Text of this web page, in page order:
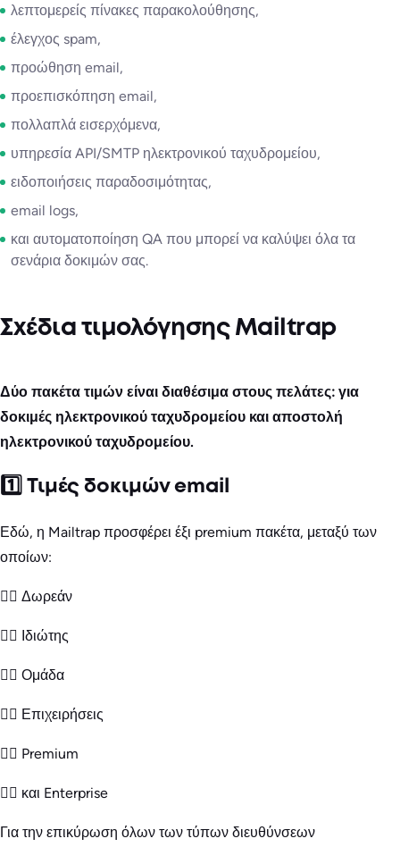
λεπτομερείς πίνακες παρακολούθησης,
έλεγχος spam,
προώθηση email,
προεπισκόπηση email,
πολλαπλά εισερχόμενα,
υπηρεσία API/SMTP ηλεκτρονικού ταχυδρομείου,
ειδοποιήσεις παραδοσιμότητας,
email logs,
και αυτοματοποίηση QA που μπορεί να καλύψει όλα τα
σενάρια δοκιμών σας.
Σχέδια τιμολόγησης Mailtrap
Δύο πακέτα τιμών είναι διαθέσιμα στους πελάτες: για
δοκιμές ηλεκτρονικού ταχυδρομείου και αποστολή
ηλεκτρονικού ταχυδρομείου.
1️⃣ Τιμές δοκιμών email
Εδώ, η Mailtrap προσφέρει έξι premium πακέτα, μεταξύ των
οποίων:
👉🏻 Δωρεάν
👉🏻 Ιδιώτης
👉🏻 Ομάδα
👉🏻 Επιχειρήσεις
👉🏻 Premium
👉🏻 και Enterprise
Για την επικύρωση όλων των τύπων διευθύνσεων